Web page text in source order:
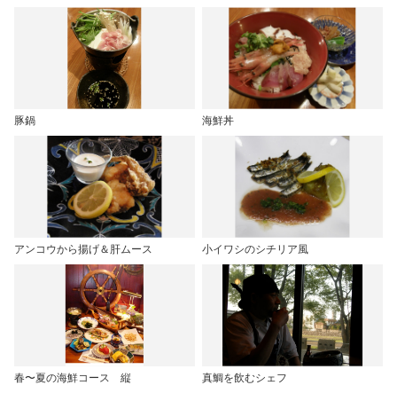
豚鍋 海鮮丼
アンコウから揚げ＆肝ムース 小イワシのシチリア風
春〜夏の海鮮コース 縦 真鯛を飲むシェフ